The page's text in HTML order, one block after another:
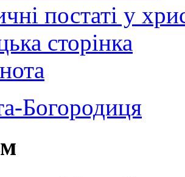
постаті у
сторінка
Богородиця